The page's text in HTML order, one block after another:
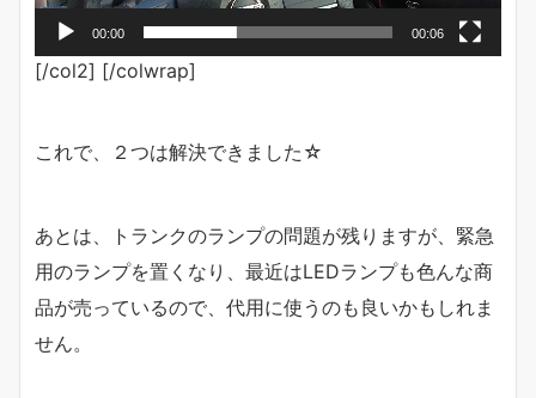
00:00 00:06
[/col2] [/colwrap]
これで、２つは解決できました☆
あとは、トランクのランプの問題が残りますが、緊急
用のランプを置くなり、最近はLEDランプも色んな商
品が売っているので、代用に使うのも良いかもしれま
せん。